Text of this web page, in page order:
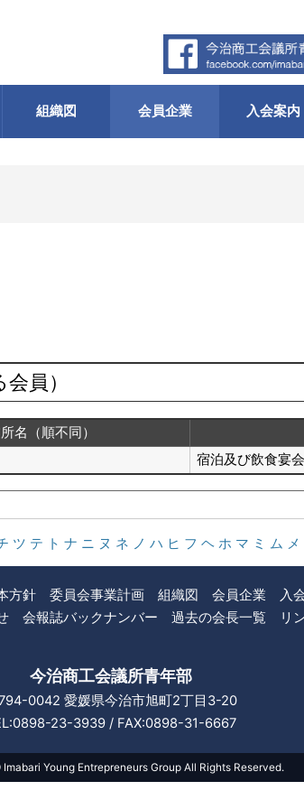
組織図 会員企業 入会案内
員）
名（順不同）
宿泊及び飲食宴会
ツ テ ト ナ ニ ヌ ネ ノ ハ ヒ フ ヘ ホ マ ミ ム メ
方針 委員会事業計画 組織図 会員企業
入
会報誌バックナンバー 過去の会長一覧 リ
今治商工会議所青年部
0042 愛媛県今治市旭町2丁目3-20
23-3939 / FAX:0898-31-6667
Young Entrepreneurs Group All Rights Reserved.